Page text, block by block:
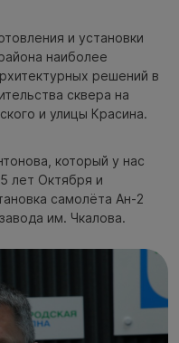
и установки
наиболее
решений в
сквера на
и улицы Красина.
который у нас
лет Октября и
самолёта Ан-2
им. Чкалова.